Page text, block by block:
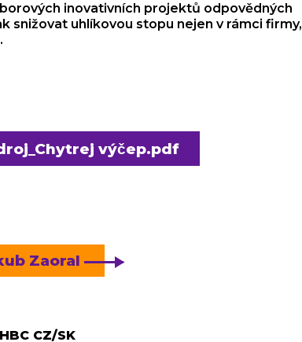
inovativních projektů odpovědných
snižovat uhlíkovou stopu nejen v rámci firmy,
výčep.pdf
Zaoral
CZ/SK